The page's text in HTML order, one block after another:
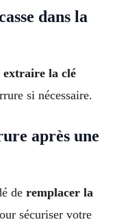
dans la
extraire la clé
si nécessaire.
après une
de remplacer la
sécuriser votre